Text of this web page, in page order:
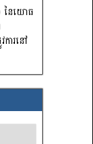
នៃយោធ
ារនៅ